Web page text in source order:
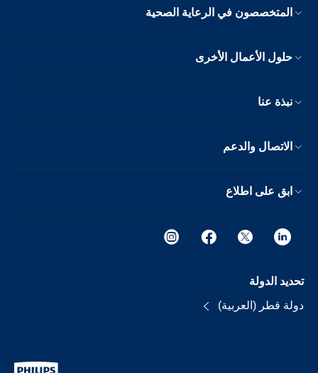
المتخصصون في الرعاية الصحية
حلول الأعمال الأخرى
نبذة عنا
الاتصال والدعم
ابق على اطلاع
تحديد الدولة
دولة قطر (العربية)